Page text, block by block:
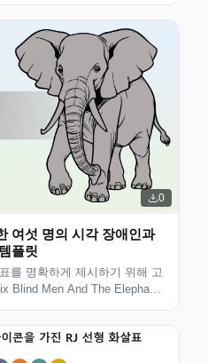
0
여섯 명의 시각 장애인과
플릿
를 명확하게 제시하기 위해 고
Blind Men And The Elephant
편집 가능하고 인쇄 가능합니